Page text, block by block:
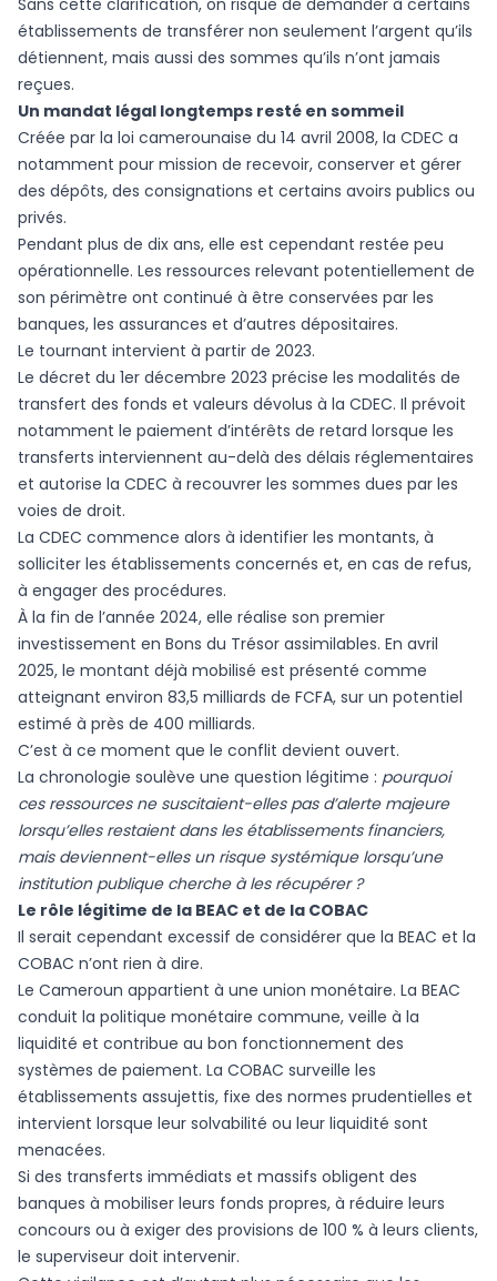
Sans cette clarification, on risque de demander à certains
établissements de transférer non seulement l’argent qu’ils
détiennent, mais aussi des sommes qu’ils n’ont jamais
reçues.
Un mandat légal longtemps resté en sommeil
Créée par la loi camerounaise du 14 avril 2008, la CDEC a
notamment pour mission de recevoir, conserver et gérer
des dépôts, des consignations et certains avoirs publics ou
privés.
Pendant plus de dix ans, elle est cependant restée peu
opérationnelle. Les ressources relevant potentiellement de
son périmètre ont continué à être conservées par les
banques, les assurances et d’autres dépositaires.
Le tournant intervient à partir de 2023.
Le décret du 1er décembre 2023 précise les modalités de
transfert des fonds et valeurs dévolus à la CDEC. Il prévoit
notamment le paiement d’intérêts de retard lorsque les
transferts interviennent au-delà des délais réglementaires
et autorise la CDEC à recouvrer les sommes dues par les
voies de droit.
La CDEC commence alors à identifier les montants, à
solliciter les établissements concernés et, en cas de refus,
à engager des procédures.
À la fin de l’année 2024, elle réalise son premier
investissement en Bons du Trésor assimilables. En avril
2025, le montant déjà mobilisé est présenté comme
atteignant environ 83,5 milliards de FCFA, sur un potentiel
estimé à près de 400 milliards.
C’est à ce moment que le conflit devient ouvert.
La chronologie soulève une question légitime : pourquoi
ces ressources ne suscitaient-elles pas d’alerte majeure
lorsqu’elles restaient dans les établissements financiers,
mais deviennent-elles un risque systémique lorsqu’une
institution publique cherche à les récupérer ?
Le rôle légitime de la BEAC et de la COBAC
Il serait cependant excessif de considérer que la BEAC et la
COBAC n’ont rien à dire.
Le Cameroun appartient à une union monétaire. La BEAC
conduit la politique monétaire commune, veille à la
liquidité et contribue au bon fonctionnement des
systèmes de paiement. La COBAC surveille les
établissements assujettis, fixe des normes prudentielles et
intervient lorsque leur solvabilité ou leur liquidité sont
menacées.
Si des transferts immédiats et massifs obligent des
banques à mobiliser leurs fonds propres, à réduire leurs
concours ou à exiger des provisions de 100 % à leurs clients,
le superviseur doit intervenir.